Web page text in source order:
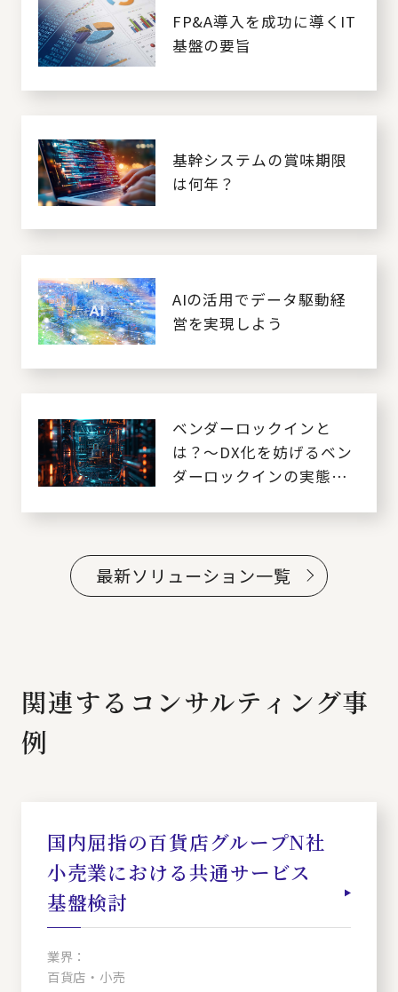
FP&A導入を成功に導くIT
基盤の要旨
基幹システムの賞味期限
は何年？
AIの活用でデータ駆動経
営を実現しよう
ベンダーロックインと
は？～DX化を妨げるベン
ダーロックインの実態と
最新ソリューション一覧
関連するコンサルティング事
例
国内屈指の百貨店グループN社
小売業における共通サービス
基盤検討
業界：
百貨店・小売